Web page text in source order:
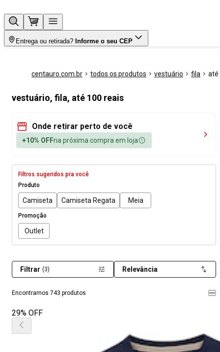
Entrega ou retirada? Informe o seu CEP
centauro.com.br todos os produtos vestuário fila até
vestuário, fila, até 100 reais
Onde retirar perto de você
+10% OFFna próxima compra em loja
Filtros sugeridos pra você
Produto
Camiseta Camiseta Regata Meia
Promoção
Outlet
Encontramos 743 produtos
Filtrar (3) Relevância
29% OFF